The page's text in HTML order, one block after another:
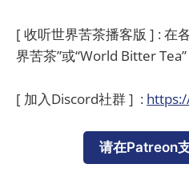
[ 收听世界苦茶播客版 ] : 在
界苦茶”或“World Bitter Tea”
[ 加入Discord社群 ] :
请在Patreon